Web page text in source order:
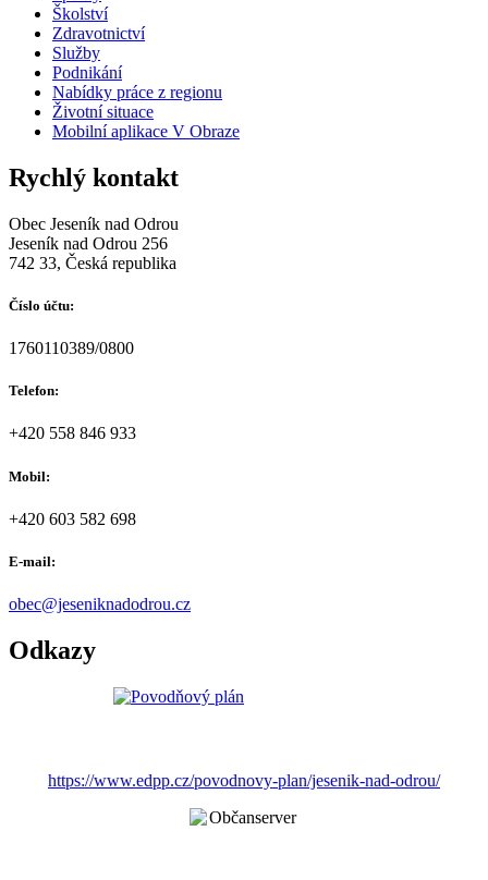
Školství
Zdravotnictví
Služby
Podnikání
Nabídky práce z regionu
Životní situace
Mobilní aplikace V Obraze
Rychlý kontakt
Obec Jeseník nad Odrou
Jeseník nad Odrou 256
742 33, Česká republika
Číslo účtu:
1760110389/0800
Telefon:
+420 558 846 933
Mobil:
+420 603 582 698
E-mail:
obec@jeseniknadodrou.cz
Odkazy
https://www.edpp.cz/povodnovy-plan/jesenik-nad-odrou/